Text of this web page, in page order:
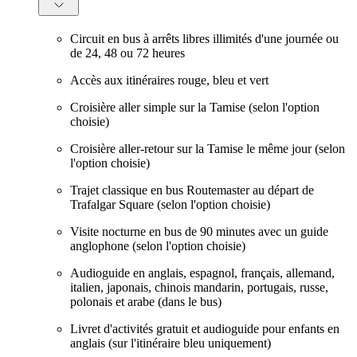
Circuit en bus à arrêts libres illimités d'une journée ou
de 24, 48 ou 72 heures
Accès aux itinéraires rouge, bleu et vert
Croisière aller simple sur la Tamise (selon l'option
choisie)
Croisière aller-retour sur la Tamise le même jour (selon
l'option choisie)
Trajet classique en bus Routemaster au départ de
Trafalgar Square (selon l'option choisie)
Visite nocturne en bus de 90 minutes avec un guide
anglophone (selon l'option choisie)
Audioguide en anglais, espagnol, français, allemand,
italien, japonais, chinois mandarin, portugais, russe,
polonais et arabe (dans le bus)
Livret d'activités gratuit et audioguide pour enfants en
anglais (sur l'itinéraire bleu uniquement)